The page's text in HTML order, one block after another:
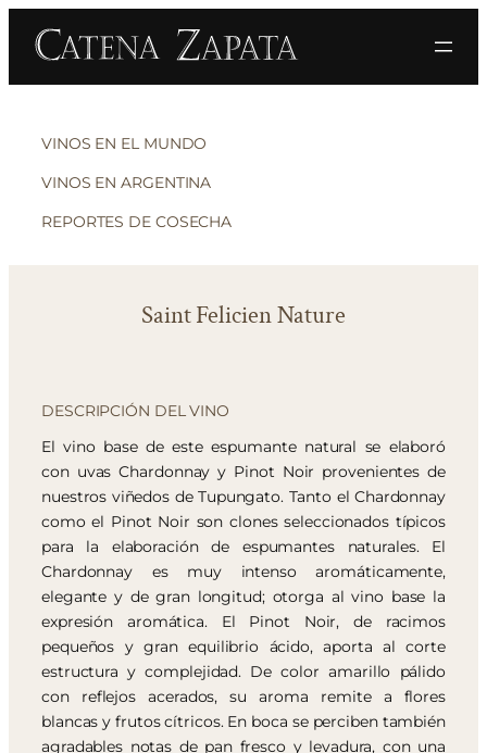
VINOS EN EL MUNDO
VINOS EN ARGENTINA
REPORTES DE COSECHA
Saint Felicien Nature
DESCRIPCIÓN DEL VINO
El vino base de este espumante natural se elaboró
con uvas Chardonnay y Pinot Noir provenientes de
nuestros viñedos de Tupungato. Tanto el Chardonnay
como el Pinot Noir son clones seleccionados típicos
para la elaboración de espumantes naturales. El
Chardonnay es muy intenso aromáticamente,
elegante y de gran longitud; otorga al vino base la
expresión aromática. El Pinot Noir, de racimos
pequeños y gran equilibrio ácido, aporta al corte
estructura y complejidad. De color amarillo pálido
con reflejos acerados, su aroma remite a flores
blancas y frutos cítricos. En boca se perciben también
agradables notas de pan fresco y levadura, con una